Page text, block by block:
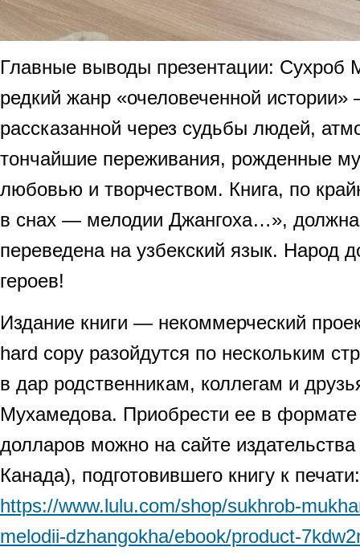
Главные выводы презентации: Сухроб
редкий жанр «очеловеченной
рассказанной через судьбы людей,
тончайшие переживания, рожденные
любовью и творчеством. Книга, по
в снах — мелодии Джангоха…»,
переведена на узбекский язык. Народ
героев!
Издание книги — некоммерческий
hard copy разойдутся по нескольким
в дар родственникам, коллегам и
Мухамедова. Приобрести ее в формате
долларов можно на сайте
Канада), подготовившего книгу к печати:
https://www.lulu.com/shop/sukhrob-
melodii-dzhangokha/ebook/product-